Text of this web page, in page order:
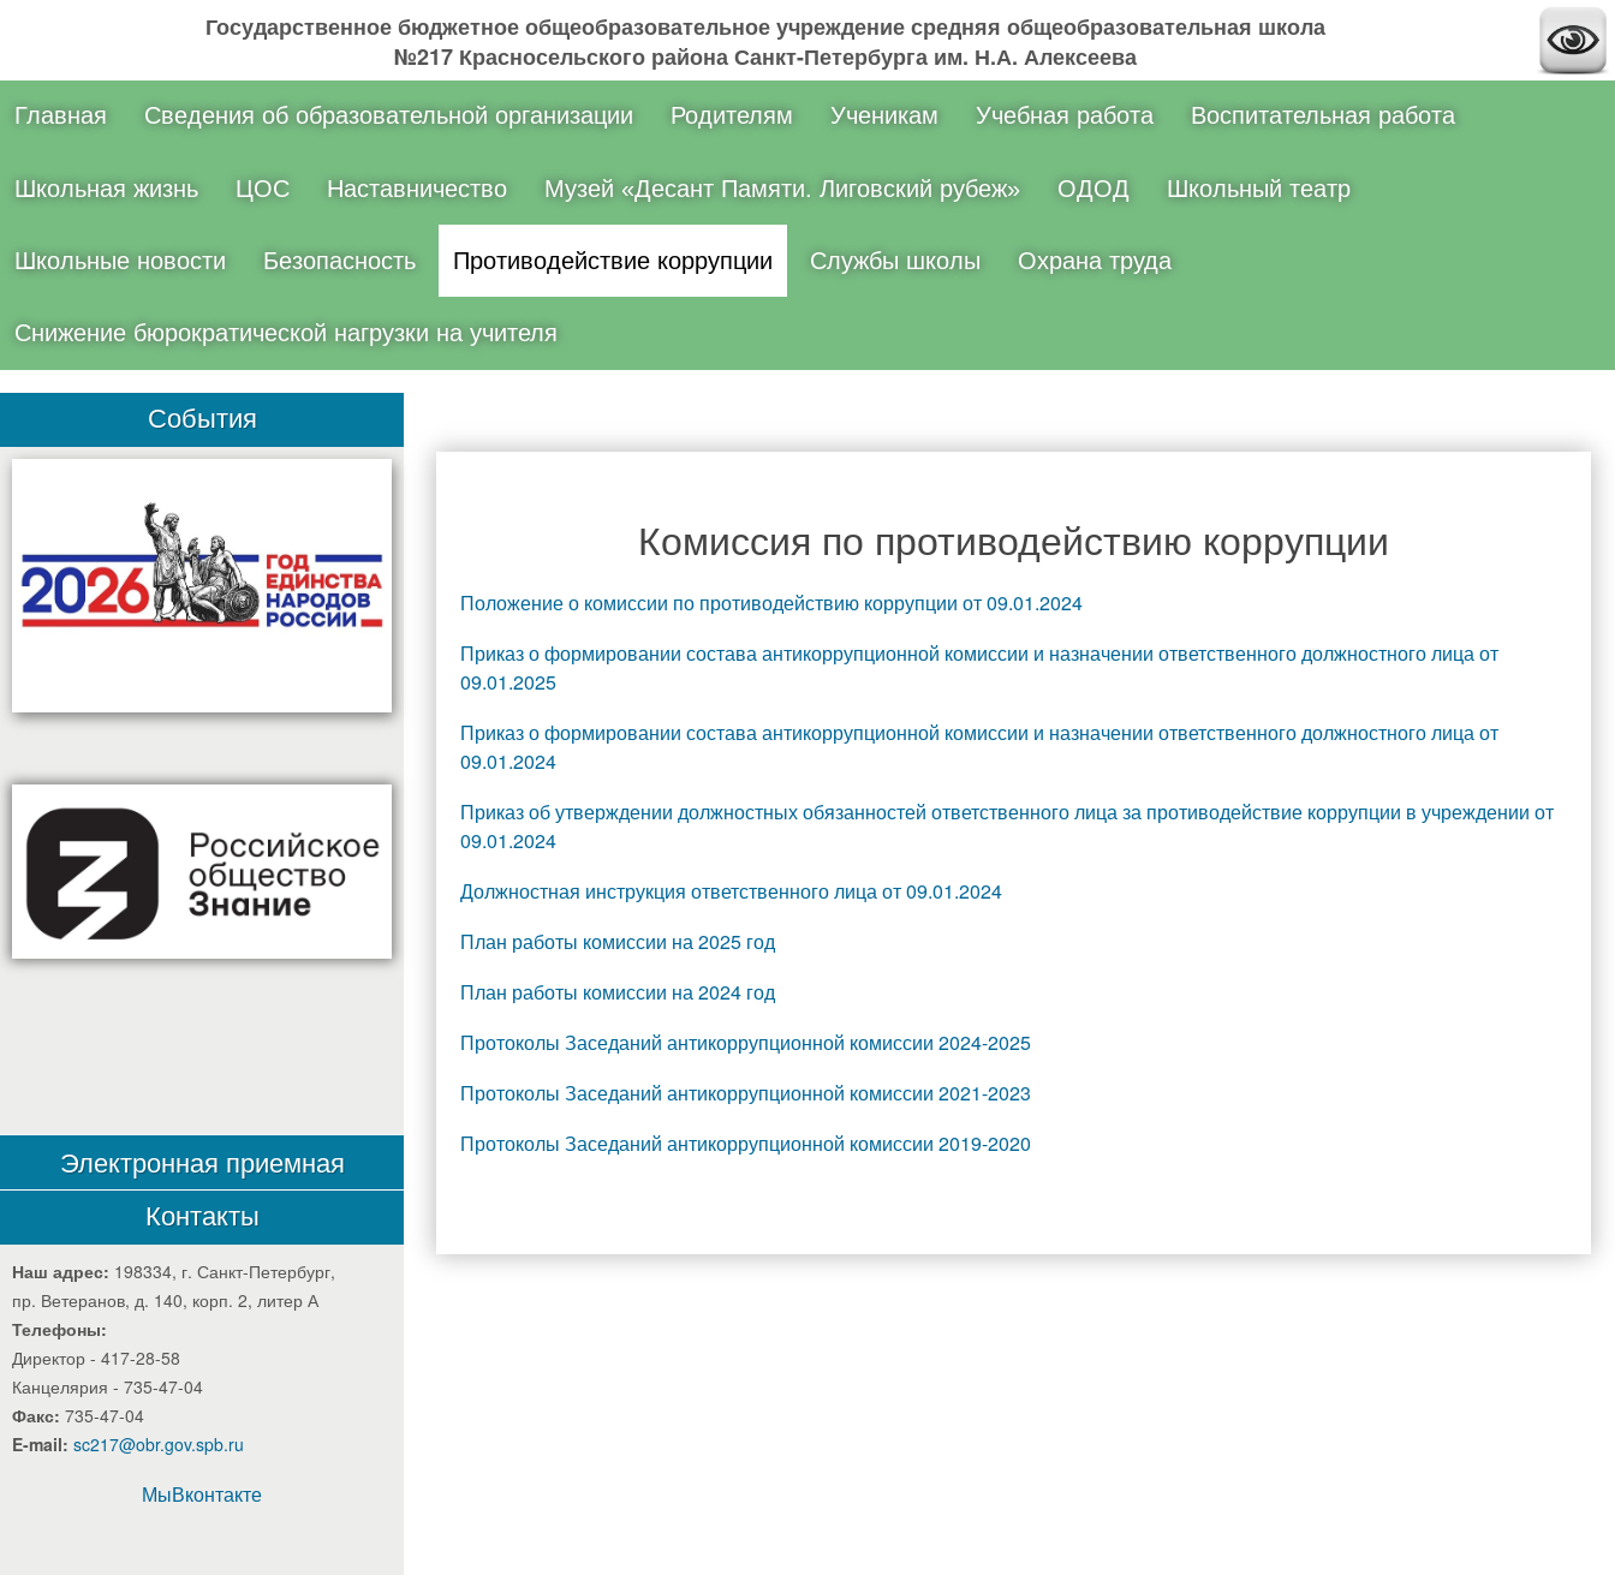
Государственное бюджетное общеобразовательное учреждение средняя общеобразовательная школа
№217 Красносельского района Санкт-Петербурга им. Н.А. Алексеева
Главная Сведения об образовательной организации Родителям Ученикам Учебная работа Воспитательная работа
Школьная жизнь ЦОС Наставничество Музей «Десант Памяти. Лиговский рубеж» ОДОД Школьный театр
Школьные новости Безопасность Противодействие коррупции Службы школы Охрана труда
Снижение бюрократической нагрузки на учителя
События
Электронная приемная
Контакты
Наш адрес: 198334, г. Санкт-Петербург,
пр. Ветеранов, д. 140, корп. 2, литер А
Телефоны:
Директор - 417-28-58
Канцелярия - 735-47-04
Факс: 735-47-04
E-mail: sc217@obr.gov.spb.ru
МыВконтакте
Наши новости
Комиссия по противодействию коррупции
Положение о комиссии по противодействию коррупции от 09.01.2024
Приказ о формировании состава антикоррупционной комиссии и назначении ответственного должностного лица от
09.01.2025
Приказ о формировании состава антикоррупционной комиссии и назначении ответственного должностного лица от
09.01.2024
Приказ об утверждении должностных обязанностей ответственного лица за противодействие коррупции в учреждении от
09.01.2024
Должностная инструкция ответственного лица от 09.01.2024
План работы комиссии на 2025 год
План работы комиссии на 2024 год
Протоколы Заседаний антикоррупционной комиссии 2024-2025
Протоколы Заседаний антикоррупционной комиссии 2021-2023
Протоколы Заседаний антикоррупционной комиссии 2019-2020